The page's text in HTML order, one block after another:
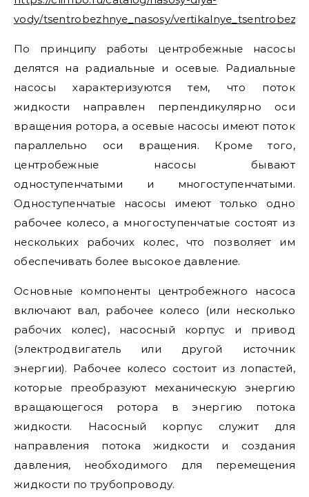
vody/tsentrobezhnye_nasosy/
По принципу работы центробежные насосы
делятся на радиальные и осевые. Радиальные
насосы характеризуются тем, что поток
жидкости направлен перпендикулярно оси
вращения ротора, а осевые насосы имеют поток
параллельно оси вращения. Кроме того,
центробежные насосы бывают
одноступенчатыми и многоступенчатыми.
Одноступенчатые насосы имеют только одно
рабочее колесо, а многоступенчатые состоят из
нескольких рабочих колес, что позволяет им
обеспечивать более высокое давление.
Основные компоненты центробежного насоса
включают вал, рабочее колесо (или несколько
рабочих колес), насосный корпус и привод
(электродвигатель или другой источник
энергии). Рабочее колесо состоит из лопастей,
которые преобразуют механическую энергию
вращающегося ротора в энергию потока
жидкости. Насосный корпус служит для
направления потока жидкости и создания
давления, необходимого для перемещения
жидкости по трубопроводу.